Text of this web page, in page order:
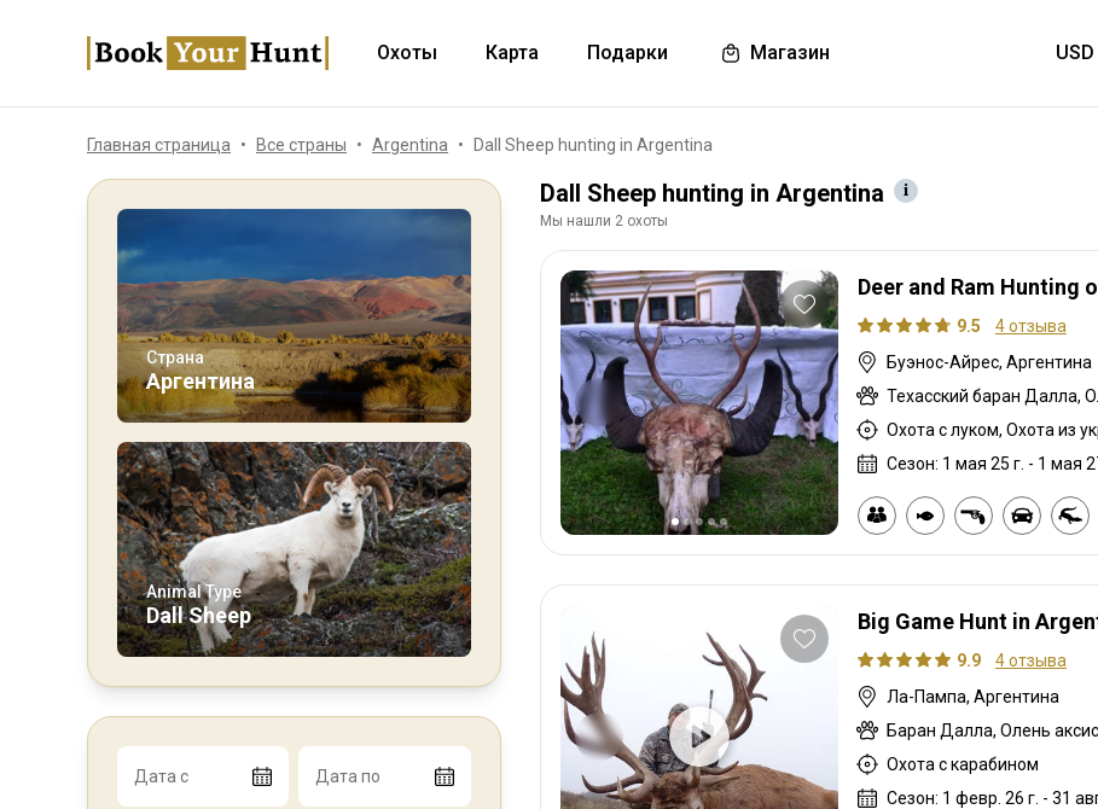
Охоты Карта Подарки Магазин
Главная страница Все страны Argentina Dall Sheep hunting in Argentina
Страна
Аргентина
Animal Type
Dall Sheep
Дата с Дата по
Dall Sheep hunting in Argentina
Мы нашли 2 охоты
Deer and Ram Hunting
9.5
4 отзыва
Буэнос-Айрес, Аргентина
Сезон: 1 мая 25 г. - 1 мая
Big Game Hunt in
9.9
4 отзыва
Ла-Пампа, Аргентина
Охота с карабином
Сезон: 1 февр. 26 г. - 31